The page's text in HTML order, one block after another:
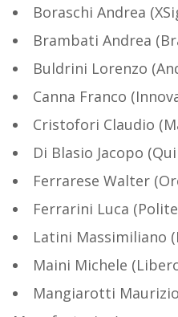
Boraschi Andrea
Brambati Andrea
Buldrini Lorenzo
Canna Franco
Cristofori Claudio
Di Blasio Jacopo
Ferrarese Walter
Ferrarini Luca
Latini Massimiliano
Maini Michele
Mangiarotti